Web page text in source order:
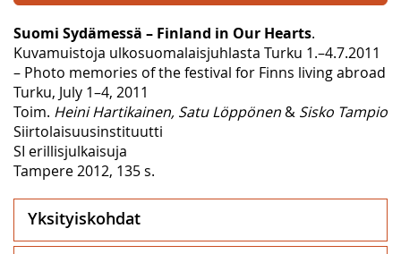
Suomi Sydämessä – Finland in Our Hearts.
Kuvamuistoja ulkosuomalaisjuhlasta Turku 1.–4.7.2011
– Photo memories of the festival for Finns living abroad
Turku, July 1–4, 2011
Toim. Heini Hartikainen, Satu Löppönen & Sisko Tampio
Siirtolaisuusinstituutti
SI erillisjulkaisuja
Tampere 2012, 135 s.
Yksityiskohdat